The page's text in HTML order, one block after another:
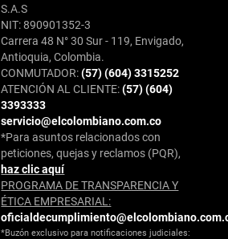
S.A.S
NIT: 890901352-3
Carrera 48 N° 30 Sur - 119, Envigado,
Antioquia, Colombia.
CONMUTADOR:(57) (604) 3315252
ATENCIÓN AL CLIENTE:(57) (604)
3393333
servicio@elcolombiano.com.co
*Para asuntos relacionados con
peticiones, quejas y reclamos (PQR),
haz clic aquí
PROGRAMA DE TRANSPARENCIA Y
ÉTICA EMPRESARIAL:
*Buzón exclusivo para notificaciones judiciales: